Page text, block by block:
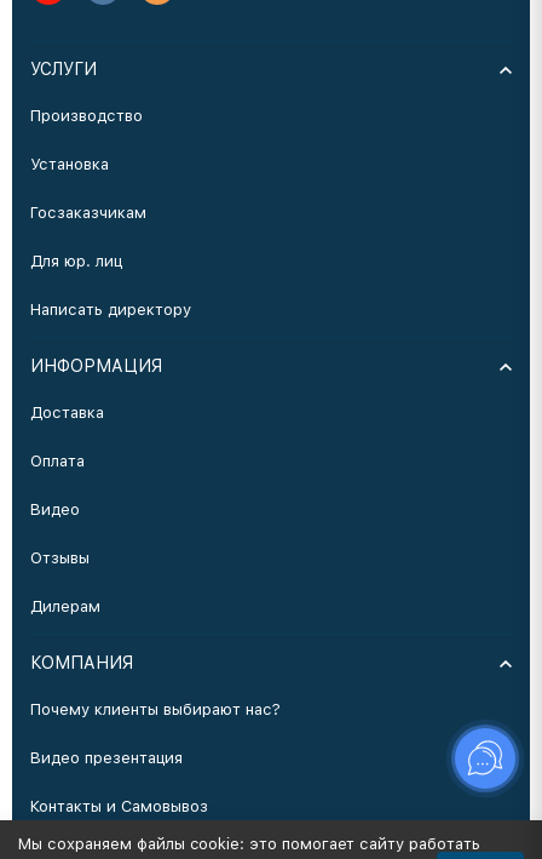
УСЛУГИ
Производство
Установка
Госзаказчикам
Для юр. лиц
Написать директору
ИНФОРМАЦИЯ
Доставка
Оплата
Видео
Отзывы
Дилерам
КОМПАНИЯ
Почему клиенты выбирают нас?
Видео презентация
Контакты и Самовывоз
Производство
Мы сохраняем файлы cookie: это помогает сайту работать